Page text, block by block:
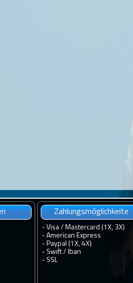
Zahlungsmöglichkeite
- Visa / Mastercard (1X, 3X)
- American Express
- Paypal (1X, 4X)
- Swift / Iban
- SSL